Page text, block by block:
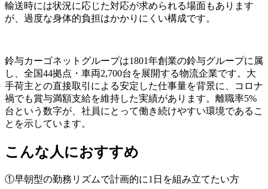
輸送時には状況に応じた対応が求められる場面もあります
が、過度な身体的負担はかかりにくい構成です。
鈴与カーゴネットグループは1801年創業の鈴与グループに属
し、全国44拠点・車両2,700台を展開する物流企業です。大
手荷主との直接取引による安定した仕事量を背景に、コロナ
禍でも賞与満額支給を維持した実績があります。離職率5%
台という数字が、社員にとって働き続けやすい環境であるこ
とを示しています。
こんな人におすすめ
①早朝型の勤務リズムで計画的に1日を組み立てたい方